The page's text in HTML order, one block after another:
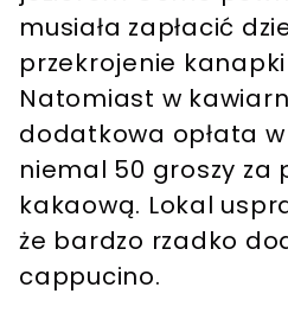
musiała zapłacić
przekrojenie kanapki
Natomiast w
dodatkowa opłata
niemal 50 groszy za
kakaową. Lokal
że bardzo rzadko
cappucino.